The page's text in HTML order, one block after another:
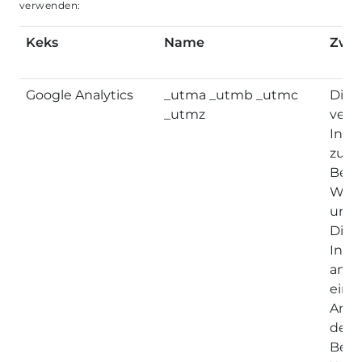
verwenden:
Keks Name
Google Analytics
_utma _utmb _utmc
_utmz
zu
um
Die
der